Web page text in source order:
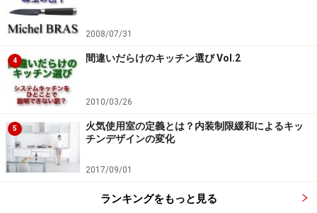
2008/07/31
4 間違いだらけのキッチン選び Vol.2
2010/03/26
5
火気使用室の定義とは？内装制限緩和によるキッ
チンデザインの変化
2017/09/01
ランキングをもっと見る